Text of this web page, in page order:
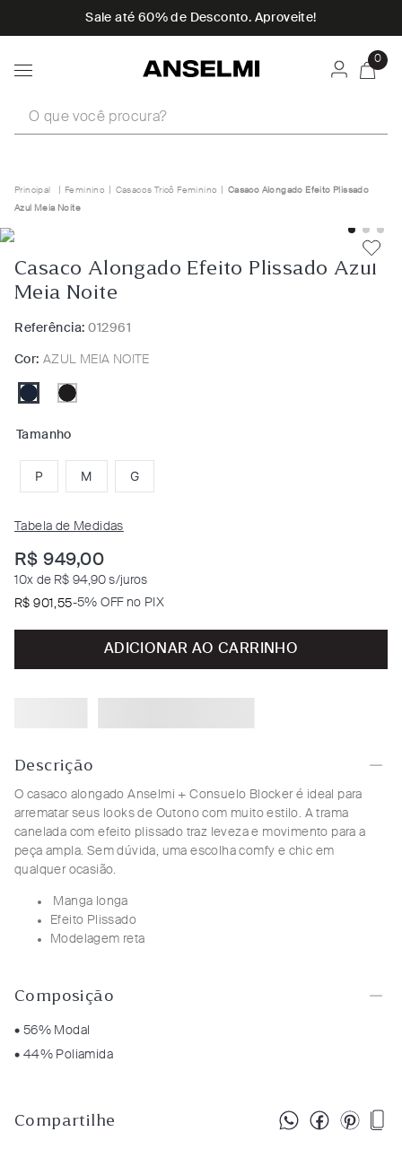
Sale até 60% de Desconto. Aproveite!
0
Feminino Casacos Tricô Feminino Casaco Alongado Efeito Plissado
Azul Meia Noite
Casaco Alongado Efeito Plissado Azul
Meia Noite
Referência: 012961
Cor: AZUL MEIA NOITE
Tamanho
P M G
Tabela de Medidas
R$ 949,00
10x de R$ 94,90 s/juros
R$ 901,55-5% OFF no PIX
ADICIONAR AO CARRINHO
Descrição
O casaco alongado Anselmi + Consuelo Blocker é ideal para
arrematar seus looks de Outono com muito estilo. A trama
canelada com efeito plissado traz leveza e movimento para a
peça ampla. Sem dúvida, uma escolha comfy e chic em
qualquer ocasião.
Manga longa
Efeito Plissado
Modelagem reta
Composição
• 56% Modal
• 44% Poliamida
Compartilhe